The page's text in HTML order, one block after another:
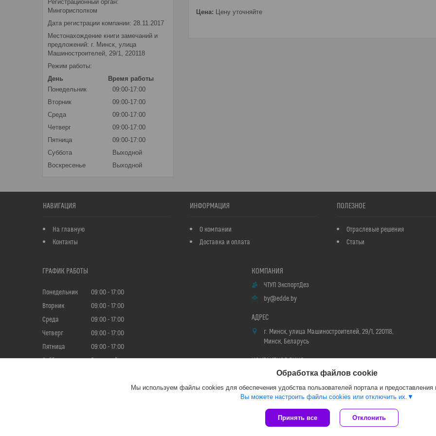
Цена: Цену уточняйте
Регистрационный орган:
Мингорисполком
Дата регистрации компании: 28.11.2017
Местонахождение книги замечаний и
предложений: г. Минск, улица
Машиностроителей, 29/1, 220118
Режим работы:
День
Время работы
Понедельник
09:00-17:00
Вторник
09:00-17:00
Среда
09:00-17:00
Четверг
09:00-17:00
Пятница
09:00-17:00
Суббота
Выходной
Воскресенье
Выходной
НАВИГАЦИЯ
На главную
Контакты
ИНФОРМАЦИЯ
О компании
Доставка и оплата
ПОЛЕЗНОЕ
Отраслевые решения
Статьи
ГРАФИК РАБОТЫ
Понедельник 09:00
17:00
Вторник
09:00
17:00
Среда
09:00
17:00
Четверг
09:00
17:00
Пятница
09:00
17:00
Суббота
Выходной
ЧТУП ЭкспортДез
by@edde.by
г. Минск, улица Машиностроителей, 29/1, 220118,
Минск, Беларусь
Мария
Сайт создан на платформе Deal.by
Политика обработки файлов cookies
Обработка файлов cookie
Мы используем файлы cookies для обеспечения удобства пользователей портала и предоставления
Вы можете настроить файлы cookies или отключить их.
Принять все Отклонить